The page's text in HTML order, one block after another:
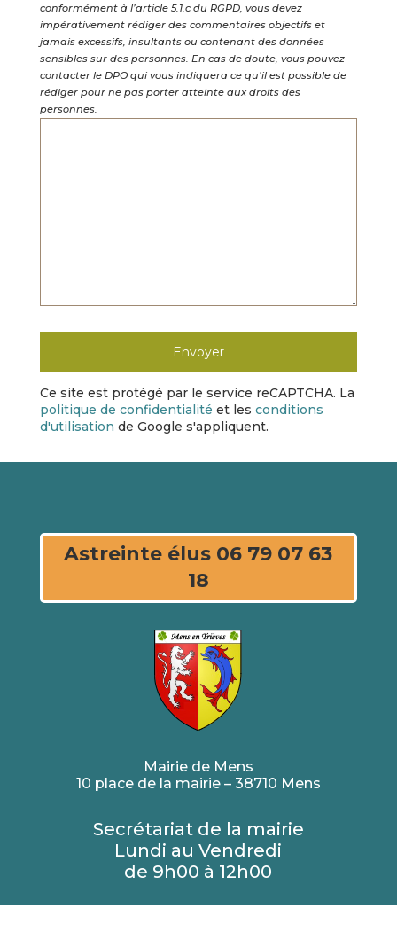
conformément à l’article 5.1.c du RGPD, vous devez
impérativement rédiger des commentaires objectifs et
jamais excessifs, insultants ou contenant des données
sensibles sur des personnes. En cas de doute, vous pouvez
contacter le DPO qui vous indiquera ce qu’il est possible de
rédiger pour ne pas porter atteinte aux droits des
personnes.
Ce site est protégé par le service reCAPTCHA. La
politique de confidentialité et les conditions
d'utilisation de Google s'appliquent.
Astreinte élus 06 79 07 63
18
Mairie de Mens
10 place de la mairie – 38710 Mens
Secrétariat de la mairie
Lundi au Vendredi
de 9h00 à 12h00